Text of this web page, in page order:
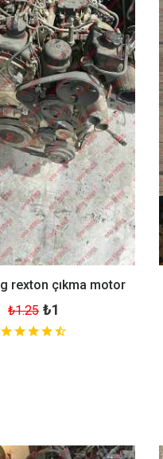
rexton çıkma motor
₺1.25 ₺1